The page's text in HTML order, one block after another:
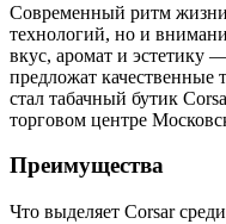
Современный ритм жизни
технологий, но и
вкус, аромат и эстетику
предложат
стал табачный бутик
торговом центре
Преимущества
Что выделяет Corsar